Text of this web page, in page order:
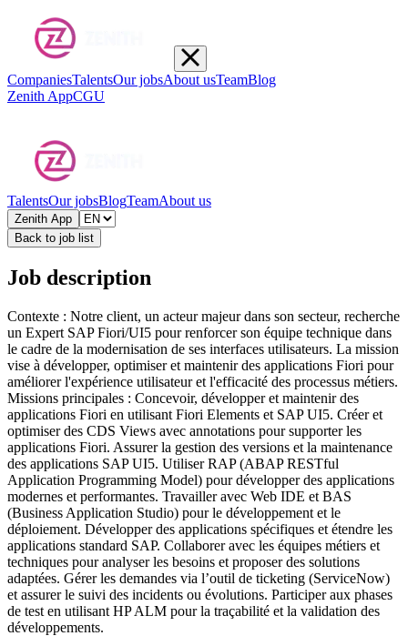
CompaniesTalentsOur jobsAbout usTeamBlog
Zenith AppCGU
TalentsOur jobsBlogTeamAbout us
Zenith App
Back to job list
Job description
Contexte : Notre client, un acteur majeur dans son secteur, recherche
un Expert SAP Fiori/UI5 pour renforcer son équipe technique dans
le cadre de la modernisation de ses interfaces utilisateurs. La mission
vise à développer, optimiser et maintenir des applications Fiori pour
améliorer l'expérience utilisateur et l'efficacité des processus métiers.
Missions principales : Concevoir, développer et maintenir des
applications Fiori en utilisant Fiori Elements et SAP UI5. Créer et
optimiser des CDS Views avec annotations pour supporter les
applications Fiori. Assurer la gestion des versions et la maintenance
des applications SAP UI5. Utiliser RAP (ABAP RESTful
Application Programming Model) pour développer des applications
modernes et performantes. Travailler avec Web IDE et BAS
(Business Application Studio) pour le développement et le
déploiement. Développer des applications spécifiques et étendre les
applications standard SAP. Collaborer avec les équipes métiers et
techniques pour analyser les besoins et proposer des solutions
adaptées. Gérer les demandes via l’outil de ticketing (ServiceNow)
et assurer le suivi des incidents ou évolutions. Participer aux phases
de test en utilisant HP ALM pour la traçabilité et la validation des
développements.